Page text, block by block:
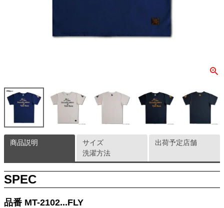
商品説明
SPEC
品番 MT-2102...FLY
サイズ
洗濯方法
出荷予定店舗